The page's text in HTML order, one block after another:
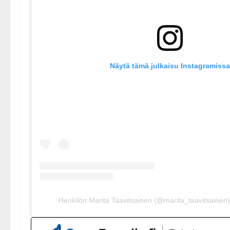
Näytä tämä julkaisu Instagramissa
Henkilön Marita Taavitsainen